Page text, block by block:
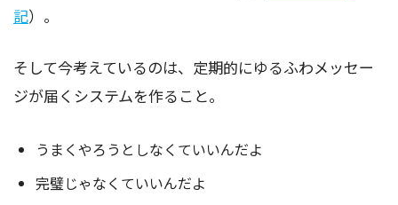
記）。
そして今考えているのは、定期的にゆるふわメッセー
ジが届くシステムを作ること。
うまくやろうとしなくていいんだよ
完璧じゃなくていいんだよ